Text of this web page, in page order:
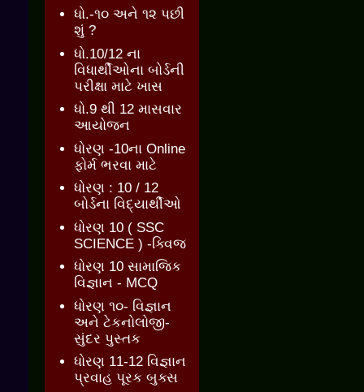
ધો.-૧૦ અને ૧૨ પછી
શું ?
ધો.10/12 ના
વિધાર્થીઓના બોર્ડની
પરીક્ષા માટે ખાસ
ધો.9 થી 12 માસવાર
આયોજન
ધોરણ -10ના Online
ફોર્મ ભરવા માટે
ધોરણ : 10 / 12
બોર્ડના વિદ્યાર્થીઓ
ધોરણ 10 ( SSC
SCIENCE ) -ક્વિજ
ધોરણ 10 સામાજિક
વિજ્ઞાન - MCQ
ધોરણ ૧૦- વિજ્ઞાન
અને ટેકનોલોજી-
સુંદર પુસ્તક
ધોરણ 11-12 વિજ્ઞાન
પ્રવાહ પૂરક બુક્સ